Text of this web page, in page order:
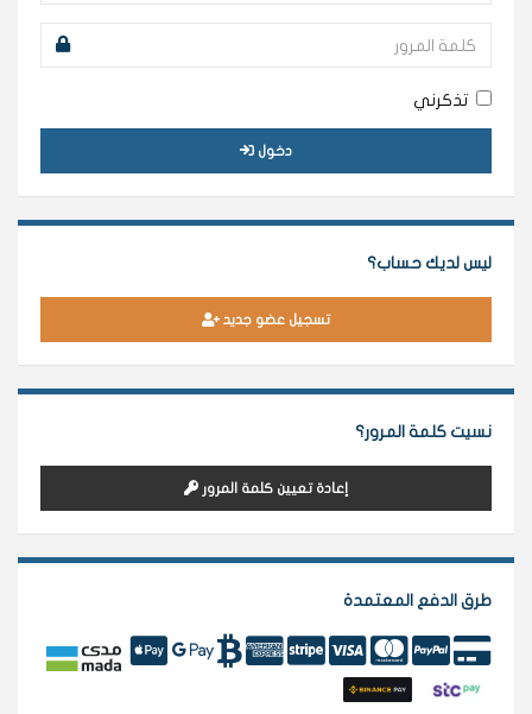
تذكرني
دخول
ليس لديك حساب؟
تسجيل عضو جديد
نسيت كلمة المرور؟
إعادة تعيين كلمة المرور
طرق الدفع المعتمدة